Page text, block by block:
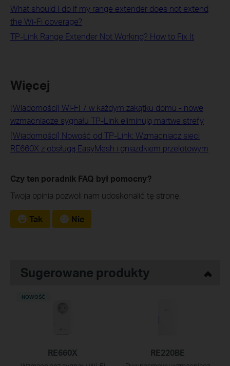
What should I do if my range extender does not extend
the Wi-Fi coverage?
TP-Link Range Extender Not Working? How to Fix It
Więcej
[Wiadomości] Wi-Fi 7 w każdym zakątku domu - nowe
wzmacniacze sygnału TP‑Link eliminują martwe strefy
[Wiadomości] Nowość od TP-Link: Wzmacniacz sieci
RE660X z obsługą EasyMesh i gniazdkiem przelotowym
Czy ten poradnik FAQ był pomocny?
Twoja opinia pozwoli nam udoskonalić tę stronę.
Tak Nie
Sugerowane produkty
RE660X
NOWOŚĆ
RE220BE